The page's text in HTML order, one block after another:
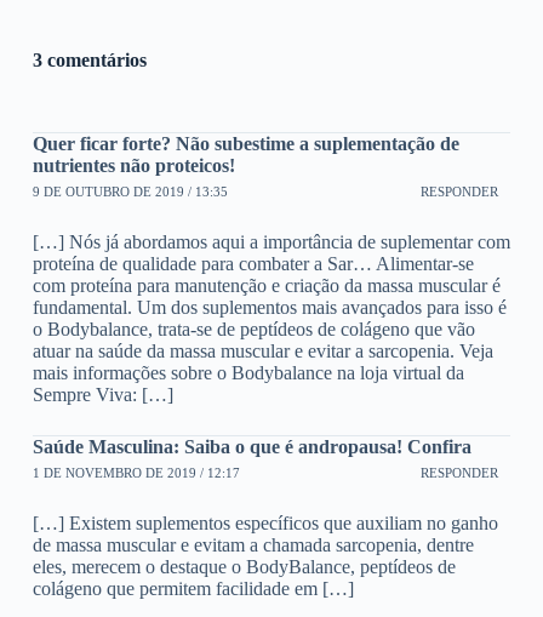
3 comentários
Quer ficar forte? Não subestime a suplementação de
nutrientes não proteicos!
9 DE OUTUBRO DE 2019 / 13:35 RESPONDER
[…] Nós já abordamos aqui a importância de suplementar com
proteína de qualidade para combater a Sar… Alimentar-se
com proteína para manutenção e criação da massa muscular é
fundamental. Um dos suplementos mais avançados para isso é
o Bodybalance, trata-se de peptídeos de colágeno que vão
atuar na saúde da massa muscular e evitar a sarcopenia. Veja
mais informações sobre o Bodybalance na loja virtual da
Sempre Viva: […]
Saúde Masculina: Saiba o que é andropausa! Confira
1 DE NOVEMBRO DE 2019 / 12:17 RESPONDER
[…] Existem suplementos específicos que auxiliam no ganho
de massa muscular e evitam a chamada sarcopenia, dentre
eles, merecem o destaque o BodyBalance, peptídeos de
colágeno que permitem facilidade em […]